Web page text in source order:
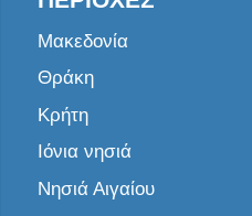
Μακεδονία
Θράκη
Κρήτη
Ιόνια νησιά
Νησιά Αιγαίου